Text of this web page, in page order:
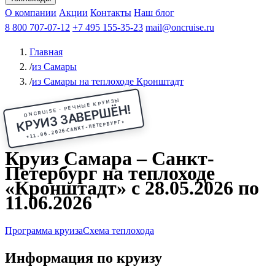
Чебоксарыиз Волгоградаиз Саратова Все города
КазаньВ Нижний НовгородВ ПермьВ Ростов-на-Дону
РыбинскНа СоловкиНа ВалаамПо ОкеПо Енисею
Афанасий Никитин Октябрьская революция
ФединАлександр СвешниковИван
МироновА.С.Попов
О компании Акции Контакты Наш блог
8 800 707-07-12 +7 495 155-35-23 mail@oncruise.ru
Главная
/из Самары
/из Самары на теплоходе Кронштадт
ONCRUISE · РЕЧНЫЕ КРУИЗЫ
КРУИЗ ЗАВЕРШЁН!
★ 11.06.2026
САНКТ-ПЕТЕРБУРГ★
Круиз Самара – Санкт-
Петербург на теплоходе
«Кронштадт» с 28.05.2026 по
11.06.2026
Программа круизаСхема теплохода
Информация по круизу